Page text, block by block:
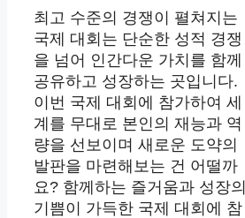
최고 수준의 경쟁이 펼쳐지는
국제 대회는 단순한 성적 경쟁
을 넘어 인간다운 가치를 함께
공유하고 성장하는 곳입니다.
이번 국제 대회에 참가하여 세
계를 무대로 본인의 재능과 역
량을 선보이며 새로운 도약의
발판을 마련해보는 건 어떨까
요? 함께하는 즐거움과 성장의
기쁨이 가득한 국제 대회에 참